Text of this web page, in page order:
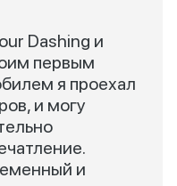
Dashing и
первым
я проехал
и могу
и